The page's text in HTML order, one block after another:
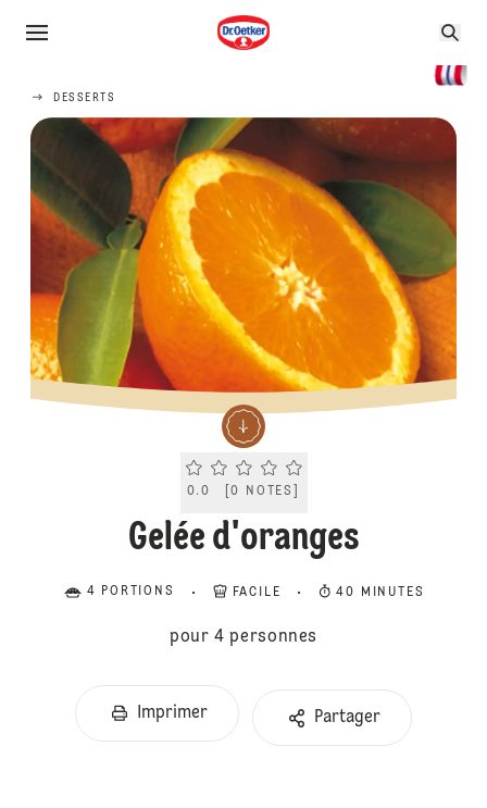
DESSERTS
Current rating 0.0. Click to rate.
0.0 [0 NOTES
Gelée d'oranges
4 PORTIONS FACILE 40 MINUTES
pour 4 personnes
Imprimer Partager